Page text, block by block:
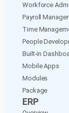
Workforce
Payroll
Time
People
Built-in
Mobile Apps
Modules
Package
ERP